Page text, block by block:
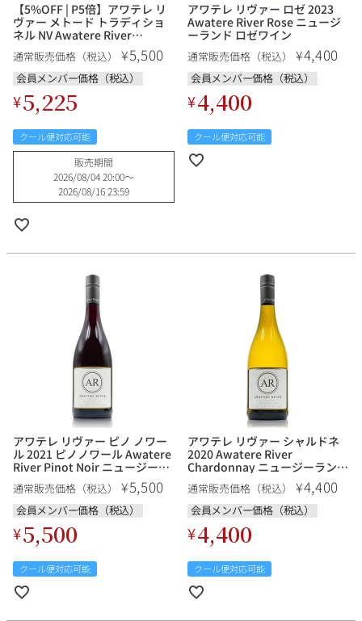
【5%OFF | P5倍】アワテレ リ
ヴァー メトード トラディショ
ネル NV Awatere River
Methode Traditionnelle ニュ
ージーランド スパークリングワ
イン
通常販売価格（税込） ¥5,500
会員メンバー価格（税込）
¥5,225
クール便対応可能
販売期間
2026/08/04 20:00〜
2026/08/16 23:59
アワテレ リヴァー ロゼ 2023
Awatere River Rose ニュージ
ーランド ロゼワイン
通常販売価格（税込） ¥4,400
会員メンバー価格（税込）
¥4,400
クール便対応可能
アワテレ リヴァー ピノ ノワー
ル 2021 ピノノワール Awatere
River Pinot Noir ニュージーラ
ンド 赤ワイン
通常販売価格（税込） ¥5,500
会員メンバー価格（税込）
¥5,500
クール便対応可能
アワテレ リヴァー シャルドネ
2020 Awatere River
Chardonnay ニュージーランド
白ワイン
通常販売価格（税込） ¥4,400
会員メンバー価格（税込）
¥4,400
クール便対応可能